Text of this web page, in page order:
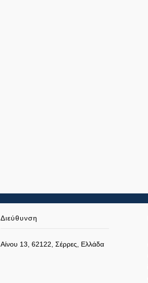
Διεύθυνση
Αίνου 13, 62122, Σέρρες, Ελλάδα